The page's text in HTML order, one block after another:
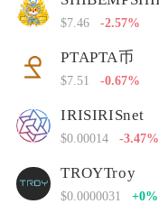
$7.46 -2.57%
PTAPTA币
$7.51 -0.67%
IRISIRISnet
$0.00014 -3.47%
TROYTroy
$0.0000031 +0%